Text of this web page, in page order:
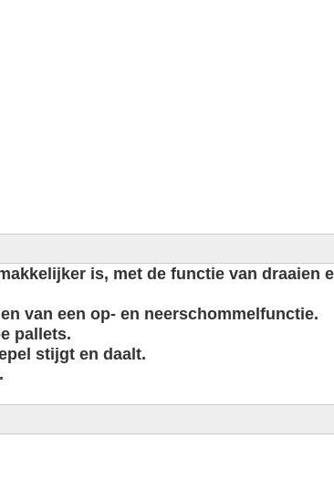
is, met de functie van draaien
van een op- en neerschommelfunctie.
pallets.
stijgt en daalt.